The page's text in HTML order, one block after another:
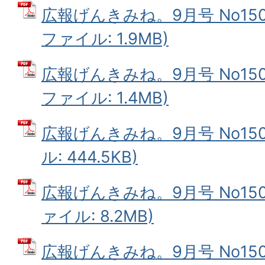
広報げんきみね。9月号
ファイル: 1.9MB)
広報げんきみね。9月号
ファイル: 1.4MB)
広報げんきみね。9月号
ル: 444.5KB)
広報げんきみね。9月号
ァイル: 8.2MB)
広報げんきみね。9月号